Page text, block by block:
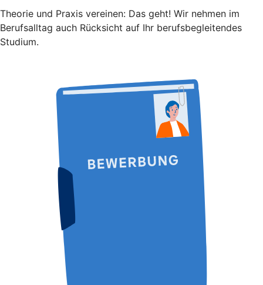
Theorie und Praxis vereinen: Das geht! Wir nehmen im
Berufsalltag auch Rücksicht auf Ihr berufsbegleitendes
Studium.